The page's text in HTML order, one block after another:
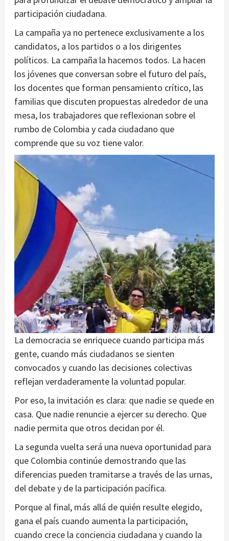
participación ciudadana.
La campaña ya no pertenece exclusivamente a los
candidatos, a los partidos o a los dirigentes
políticos. La campaña la hacemos todos. La hacen
los jóvenes que conversan sobre el futuro del país,
los docentes que forman pensamiento crítico, las
familias que discuten propuestas alrededor de una
mesa, los trabajadores que reflexionan sobre el
rumbo de Colombia y cada ciudadano que
comprende que su voz tiene valor.
La democracia se enriquece cuando participa más
gente, cuando más ciudadanos se sienten
convocados y cuando las decisiones colectivas
reflejan verdaderamente la voluntad popular.
Por eso, la invitación es clara: que nadie se quede en
casa. Que nadie renuncie a ejercer su derecho. Que
nadie permita que otros decidan por él.
La segunda vuelta será una nueva oportunidad para
que Colombia continúe demostrando que las
diferencias pueden tramitarse a través de las urnas,
del debate y de la participación pacífica.
Porque al final, más allá de quién resulte elegido,
gana el país cuando aumenta la participación,
cuando crece la conciencia ciudadana y cuando la